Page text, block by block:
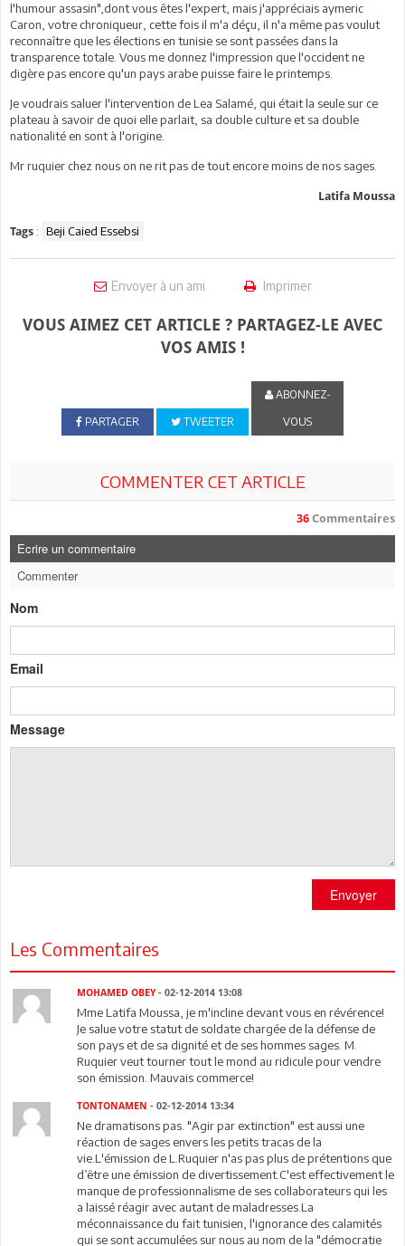
l'humour assasin",dont vous êtes l'expert, mais j'appréciais aymeric
Caron, votre chroniqueur, cette fois il m'a déçu, il n'a même pas voulut
reconnaître que les élections en tunisie se sont passées dans la
transparence totale. Vous me donnez l'impression que l'occident ne
digère pas encore qu'un pays arabe puisse faire le printemps.
Je voudrais saluer l'intervention de Lea Salamé, qui était la seule sur ce
plateau à savoir de quoi elle parlait, sa double culture et sa double
nationalité en sont à l'origine.
Mr ruquier chez nous on ne rit pas de tout encore moins de nos sages.
Latifa Moussa
Tags : Beji Caied Essebsi
Envoyer à un ami Imprimer
VOUS AIMEZ CET ARTICLE ? PARTAGEZ-LE AVEC
VOS AMIS !
PARTAGER TWEETER
ABONNEZ-
VOUS
COMMENTER CET ARTICLE
36 Commentaires
Ecrire un commentaire
Commenter
Nom
Email
Message
Envoyer
Les Commentaires
MOHAMED OBEY- 02-12-2014 13:08
Mme Latifa Moussa, je m'incline devant vous en révérence!
Je salue votre statut de soldate chargée de la défense de
son pays et de sa dignité et de ses hommes sages. M.
Ruquier veut tourner tout le mond au ridicule pour vendre
son émission. Mauvais commerce!
TONTONAMEN - 02-12-2014 13:34
Ne dramatisons pas. "Agir par extinction" est aussi une
réaction de sages envers les petits tracas de la
vie.L'émission de L.Ruquier n'as pas plus de prétentions que
d’être une émission de divertissement.C'est effectivement le
manque de professionnalisme de ses collaborateurs qui les
a laissé réagir avec autant de maladresses.La
méconnaissance du fait tunisien, l'ignorance des calamités
qui se sont accumulées sur nous au nom de la "démocratie